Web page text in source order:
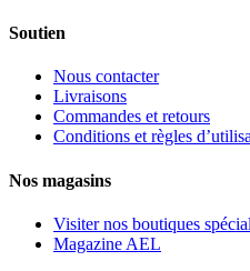
Soutien
Nous contacter
Livraisons
Commandes et retours
Conditions et règles
Nos magasins
Visiter nos boutiques
Magazine AEL